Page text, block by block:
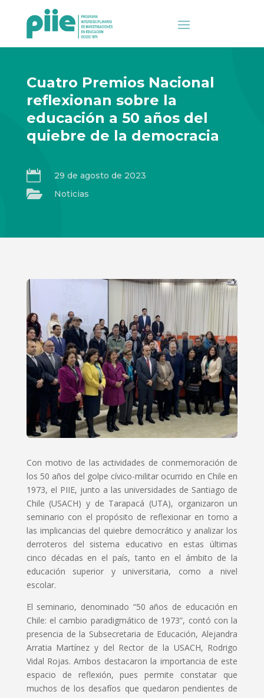
Cuatro Premios Nacional
reflexionan sobre la
educación a 50 años del
quiebre de la democracia
 29 de agosto de 2023
 Noticias
Con motivo de las actividades de conmemoración de
los 50 años del golpe cívico-militar ocurrido en Chile en
1973, el PIIE, junto a las universidades de Santiago de
Chile (USACH) y de Tarapacá (UTA), organizaron un
seminario con el propósito de reflexionar en torno a
las implicancias del quiebre democrático y analizar los
derroteros del sistema educativo en estas últimas
cinco décadas en el país, tanto en el ámbito de la
educación superior y universitaria, como a nivel
escolar.
El seminario, denominado “50 años de educación en
Chile: el cambio paradigmático de 1973”, contó con la
presencia de la Subsecretaria de Educación, Alejandra
Arratia Martínez y del Rector de la USACH, Rodrigo
Vidal Rojas. Ambos destacaron la importancia de este
espacio de reflexión, pues permite constatar que
muchos de los desafíos que quedaron pendientes de